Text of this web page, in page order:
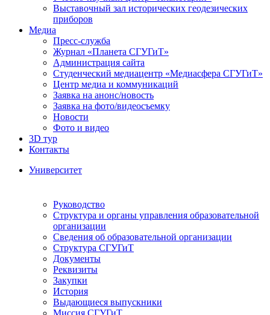
Выставочный зал исторических геодезических
приборов
Медиа
Пресс-служба
Журнал «Планета СГУГиТ»
Администрация сайта
Студенческий медиацентр «Медиасфера СГУГиТ»
Центр медиа и коммуникаций
Заявка на анонс/новость
Заявка на фото/видеосъемку
Новости
Фото и видео
3D тур
Контакты
Университет
Руководство
Структура и органы управления образовательной
организации
Сведения об образовательной организации
Структура СГУГиТ
Документы
Реквизиты
Закупки
История
Выдающиеся выпускники
Миссия СГУГиТ